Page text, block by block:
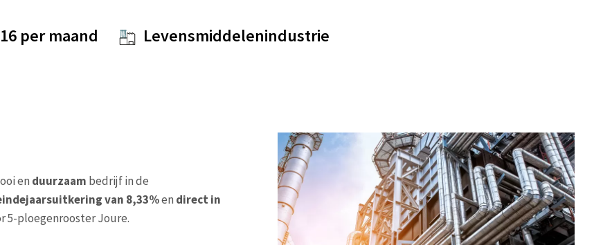
per maand Levensmiddelenindustrie
en duurzaam bedrijf in de
van 8,33%en direct in
5-ploegenrooster Joure.